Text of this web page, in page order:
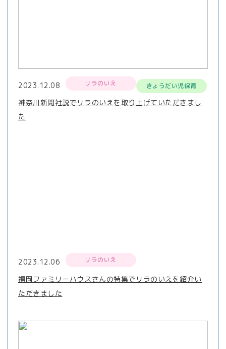
2023.12.08 リラのいえ きょうだい児保育
神奈川新聞社説でリラのいえを取り上げていただきまし
た
2023.12.06 リラのいえ
福岡ファミリーハウスさんの特集でリラのいえを紹介い
ただきました